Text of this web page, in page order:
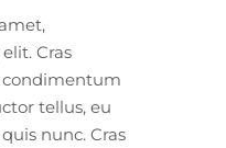
Cras
condimentum
tellus, eu
nunc. Cras